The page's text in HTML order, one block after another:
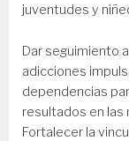
juventudes y
Dar seguimiento
adicciones
dependencias
resultados en las
Fortalecer la